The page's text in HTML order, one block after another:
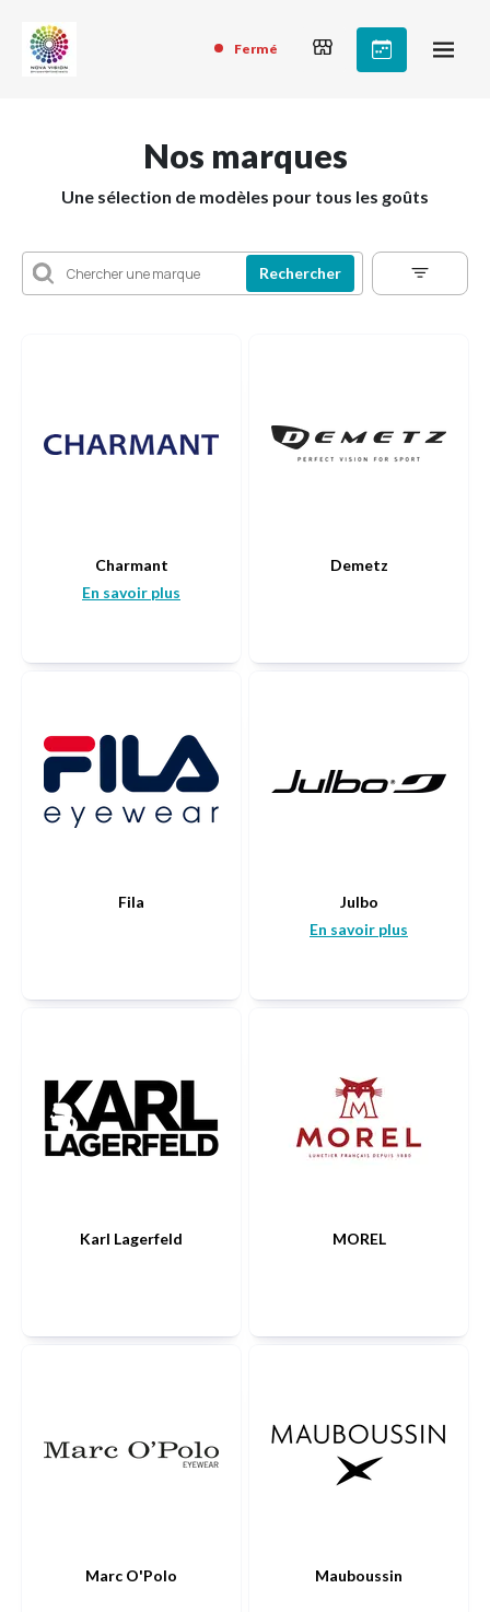
Fermé
Nos marques
Une sélection de modèles pour tous les goûts
Rechercher
Charmant
En savoir plus
Demetz
Fila
Julbo
En savoir plus
Karl Lagerfeld MOREL
Marc O'Polo Mauboussin